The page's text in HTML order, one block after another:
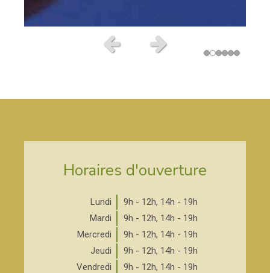
Slide précédentSlide suivant
Horaires d'ouverture
Lundi 9h - 12h, 14h - 19h
Mardi
9h - 12h, 14h - 19h
Mercredi
9h - 12h, 14h - 19h
Jeudi
9h - 12h, 14h - 19h
Vendredi
9h - 12h, 14h - 19h